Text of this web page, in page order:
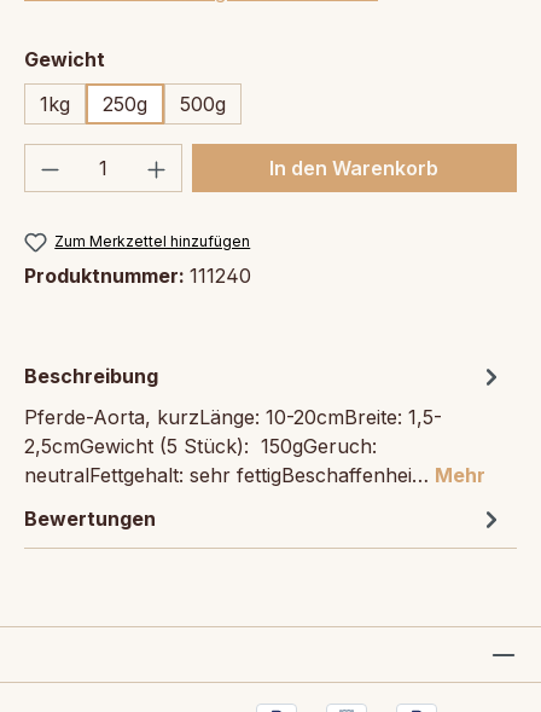
Gewicht
1kg
250g 500g
Produkt Anzahl: Gib denIn den Warenkorb
Zum Merkzettel hinzufügen
Produktnummer: 111240
Beschreibung
Pferde-Aorta, kurzLänge: 10-20cmBreite: 1,5-
2,5cmGewicht (5 Stück): 150gGeruch:
neutralFettgehalt: sehr fettigBeschaffenhei… Mehr
Bewertungen